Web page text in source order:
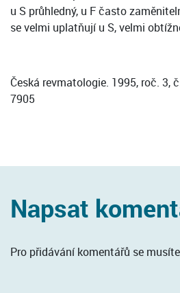
u S průhledný, u F často
se velmi uplatňují u S, velmi
Česká revmatologie. 1995, roč. 3,
7905
Napsat
Pro přidávání komentářů se